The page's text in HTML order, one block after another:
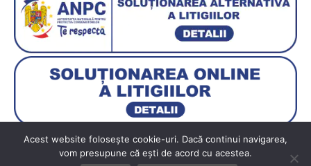
Copyright © 2026 BUTIK
Acest website folosește cookie-uri. Dacă continui navigarea,
vom presupune că ești de acord cu acestea.